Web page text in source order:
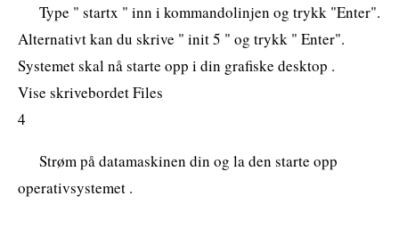
Type " startx " inn i kommandolinjen og trykk "Enter".
Alternativt kan du skrive " init 5 " og trykk " Enter".
Systemet skal nå starte opp i din grafiske desktop .
Vise skrivebordet Files
4
Strøm på datamaskinen din og la den starte opp
operativsystemet .